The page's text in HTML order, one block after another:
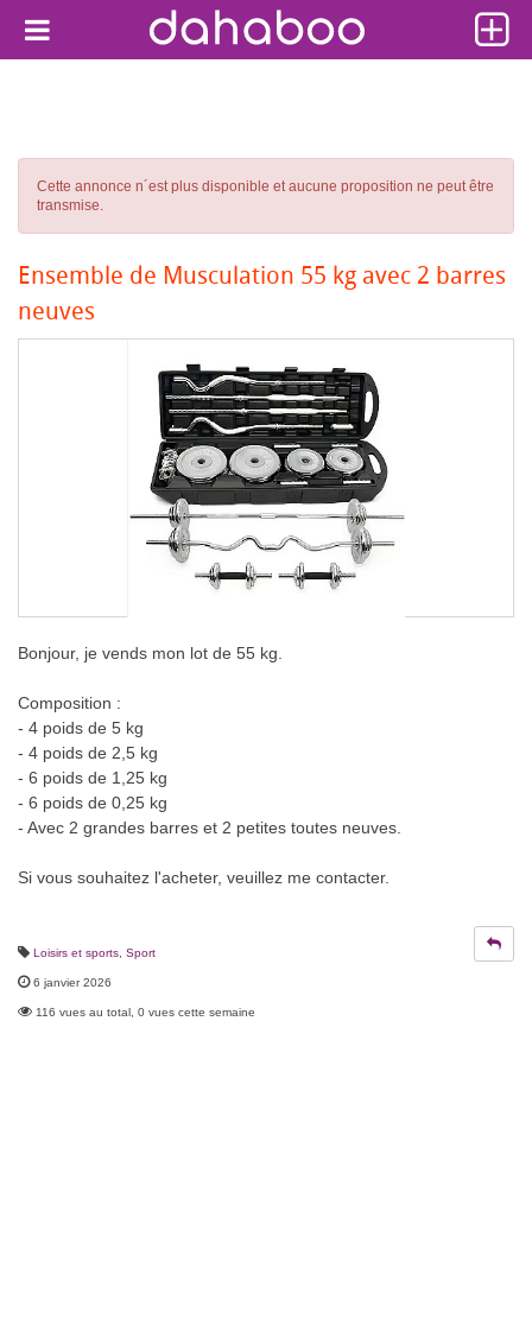
Cette annonce n´est plus disponible et aucune proposition ne peut être
transmise.
Ensemble de Musculation 55 kg avec 2 barres
neuves
Bonjour, je vends mon lot de 55 kg.
Composition :
- 4 poids de 5 kg
- 4 poids de 2,5 kg
- 6 poids de 1,25 kg
- 6 poids de 0,25 kg
- Avec 2 grandes barres et 2 petites toutes neuves.
Si vous souhaitez l'acheter, veuillez me contacter.
Loisirs et sports Sport
6 janvier 2026
116 vues au total, 0 vues cette semaine